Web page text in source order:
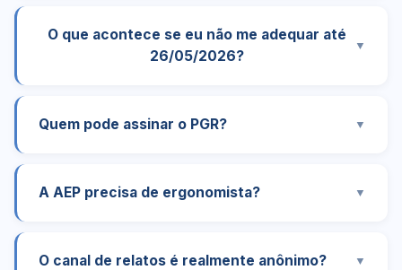
O que acontece se eu não me adequar até
26/05/2026?
▼
Quem pode assinar o PGR? ▼
A AEP precisa de ergonomista? ▼
O canal de relatos é realmente anônimo? ▼